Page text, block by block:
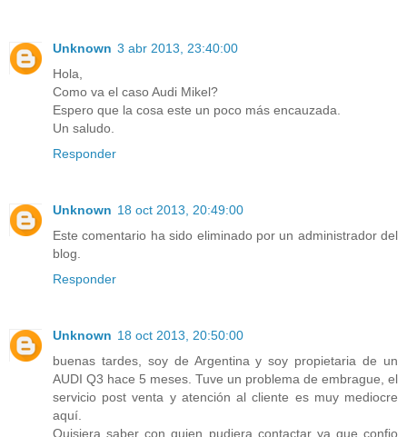
Unknown 3 abr 2013, 23:40:00
Hola,
Como va el caso Audi Mikel?
Espero que la cosa este un poco más encauzada.
Un saludo.
Responder
Unknown 18 oct 2013, 20:49:00
Este comentario ha sido eliminado por un administrador del
blog.
Responder
Unknown 18 oct 2013, 20:50:00
buenas tardes, soy de Argentina y soy propietaria de un
AUDI Q3 hace 5 meses. Tuve un problema de embrague, el
servicio post venta y atención al cliente es muy mediocre
aquí.
Quisiera saber con quien pudiera contactar ya que confio